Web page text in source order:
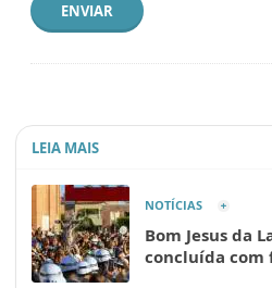
ENVIAR
LEIA MAIS
NOTÍCIAS
Bom Jesus da
concluída com